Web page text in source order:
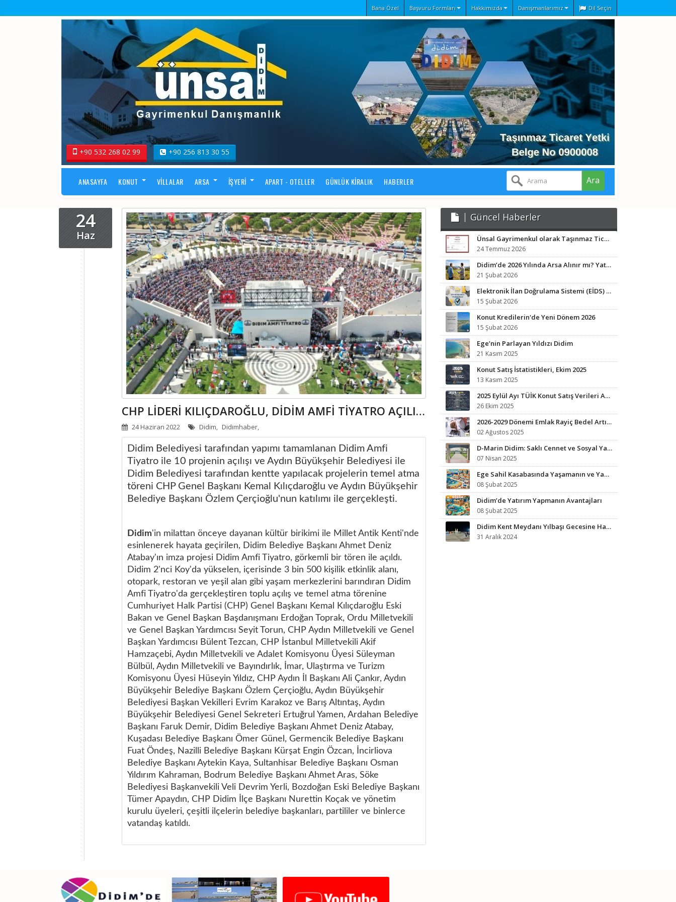
Bana Özel Başvuru Formları Hakkımızda Danışmanlarımız Dil Seçin
+90 532 268 02 99 +90 256 813 30 55
Ara
ANASAYFA KONUT VILLALAR ARSA İŞYERI APART - OTELLER GÜNLÜK KIRALIK HABERLER
24
Haz
CHP LİDERİ KILIÇDAROĞLU, DİDİM AMFİ TİYATRO AÇILIŞINI YAPTI
24 Haziran 2022 Didim, Didimhaber,
Didim Belediyesi tarafından yapımı tamamlanan Didim Amfi
Tiyatro ile 10 projenin açılışı ve Aydın Büyükşehir Belediyesi ile
Didim Belediyesi tarafından kentte yapılacak projelerin temel atma
töreni CHP Genel Başkanı Kemal Kılıçdaroğlu ve Aydın Büyükşehir
Belediye Başkanı Özlem Çerçioğlu'nun katılımı ile gerçekleşti.
Didim'in milattan önceye dayanan kültür birikimi ile Millet Antik Kenti'nde
esinlenerek hayata geçirilen, Didim Belediye Başkanı Ahmet Deniz
Atabay'ın imza projesi Didim Amfi Tiyatro, görkemli bir tören ile açıldı.
Didim 2'nci Koy'da yükselen, içerisinde 3 bin 500 kişilik etkinlik alanı,
otopark, restoran ve yeşil alan gibi yaşam merkezlerini barındıran Didim
Amfi Tiyatro'da gerçekleştiren toplu açılış ve temel atma törenine
Cumhuriyet Halk Partisi (CHP) Genel Başkanı Kemal Kılıçdaroğlu Eski
Bakan ve Genel Başkan Başdanışmanı Erdoğan Toprak, Ordu Milletvekili
ve Genel Başkan Yardımcısı Seyit Torun, CHP Aydın Milletvekili ve Genel
Başkan Yardımcısı Bülent Tezcan, CHP İstanbul Milletvekili Akif
Hamzaçebi, Aydın Milletvekili ve Adalet Komisyonu Üyesi Süleyman
Bülbül, Aydın Milletvekili ve Bayındırlık, İmar, Ulaştırma ve Turizm
Komisyonu Üyesi Hüseyin Yıldız, CHP Aydın İl Başkanı Ali Çankır, Aydın
Büyükşehir Belediye Başkanı Özlem Çerçioğlu, Aydın Büyükşehir
Belediyesi Başkan Vekilleri Evrim Karakoz ve Barış Altıntaş, Aydın
Büyükşehir Belediyesi Genel Sekreteri Ertuğrul Yamen, Ardahan Belediye
Başkanı Faruk Demir, Didim Belediye Başkanı Ahmet Deniz Atabay,
Kuşadası Belediye Başkanı Ömer Günel, Germencik Belediye Başkanı
Fuat Öndeş, Nazilli Belediye Başkanı Kürşat Engin Özcan, İncirliova
Belediye Başkanı Aytekin Kaya, Sultanhisar Belediye Başkanı Osman
Yıldırım Kahraman, Bodrum Belediye Başkanı Ahmet Aras, Söke
Belediyesi Başkanvekili Veli Devrim Yerli, Bozdoğan Eski Belediye Başkanı
Tümer Apaydın, CHP Didim İlçe Başkanı Nurettin Koçak ve yönetim
kurulu üyeleri, çeşitli ilçelerin belediye başkanları, partililer ve binlerce
vatandaş katıldı.
Güncel Haberler
Ünsal Gayrimenkul olarak Taşınmaz Ticaret Yetki Belgesi sahibi işletmeyiz.
24 Temmuz 2026
Didim’de 2026 Yılında Arsa Alınır mı? Yatırım Analizi ve Fırsat Bölgeleri
21 Şubat 2026
Elektronik İlan Doğrulama Sistemi (EİDS) ile Yetkili İlan Zorunluluğu Başladı.
15 Şubat 2026
Konut Kredilerin'de Yeni Dönem 2026
15 Şubat 2026
Ege’nin Parlayan Yıldızı Didim
21 Kasım 2025
Konut Satış İstatistikleri, Ekim 2025
13 Kasım 2025
2025 Eylül Ayı TÜİK Konut Satış Verileri Açıklandı
26 Ekim 2025
2026-2029 Dönemi Emlak Rayiç Bedel Artışları: Vergi Yükünüz Artabilir
02 Ağustos 2025
D-Marin Didim: Saklı Cennet ve Sosyal Yaşamın Kalbi
07 Nisan 2025
Ege Sahil Kasabasında Yaşamanın ve Yazlık Almanın Avantajları
08 Şubat 2025
Didim’de Yatırım Yapmanın Avantajları
08 Şubat 2025
Didim Kent Meydanı Yılbaşı Gecesine Hazırlandı
31 Aralık 2024